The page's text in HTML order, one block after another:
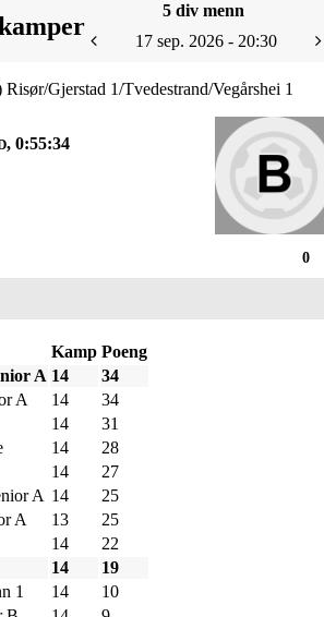
5 div menn
17 sep. 2026 - 20:30
Gjerstad 1/Tvedestrand/Vegårshei 1
, 0:55:34
0
Kamp Poeng
A 14
34
A
14
34
14
31
14
28
14
27
A 14
25
A
13
25
14
22
14
19
1
14
10